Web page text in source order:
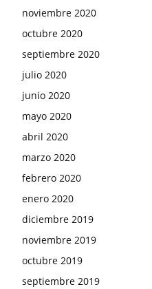
noviembre 2020
octubre 2020
septiembre 2020
julio 2020
junio 2020
mayo 2020
abril 2020
marzo 2020
febrero 2020
enero 2020
diciembre 2019
noviembre 2019
octubre 2019
septiembre 2019